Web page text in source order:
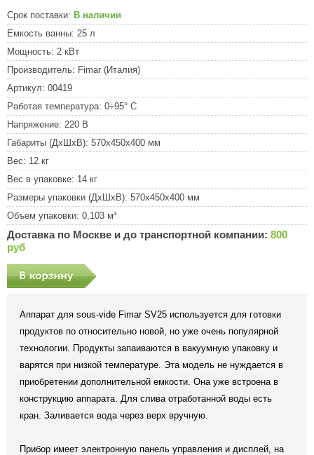
Срок поставки: В наличии
Емкость ванны: 25 л
Мощность: 2 кВт
Производитель: Fimar (Италия)
Артикул: 00419
Работая температура: 0÷95° C
Напряжение: 220 В
Габариты (ДхШхВ): 570х450х400 мм
Вес: 12 кг
Вес в упаковке: 14 кг
Размеры упаковки (ДхШхВ): 570х450х400 мм
Объем упаковки: 0,103 м³
Доставка по Москве и до транспортной компании: 800
руб
Аппарат для sous-vide Fimar SV25 используется для готовки
продуктов по относительно новой, но уже очень популярной
технологии. Продукты запаиваются в вакуумную упаковку и
варятся при низкой температуре. Эта модель не нуждается в
приобретении дополнительной емкости. Она уже встроена в
конструкцию аппарата. Для слива отработанной воды есть
кран. Заливается вода через верх вручную.
Прибор имеет электронную панель управления и дисплей, на